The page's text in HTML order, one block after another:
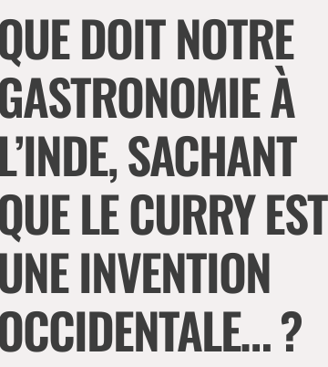
DOIT NOTRE
À
L’INDE, SACHANT
LE CURRY EST
UNE INVENTION
?